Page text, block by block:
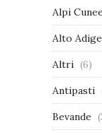
Alpi
Alto Adige
Altri (6)
Antipasti
Bevande